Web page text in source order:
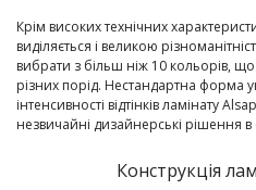
Крім високих технічних
виділяється і великою
вибрати з більш ніж 10 кольорів,
різних порід. Нестандартна форма
інтенсивності відтінків ламінату
незвичайні дизайнерські рішення
Конструкція